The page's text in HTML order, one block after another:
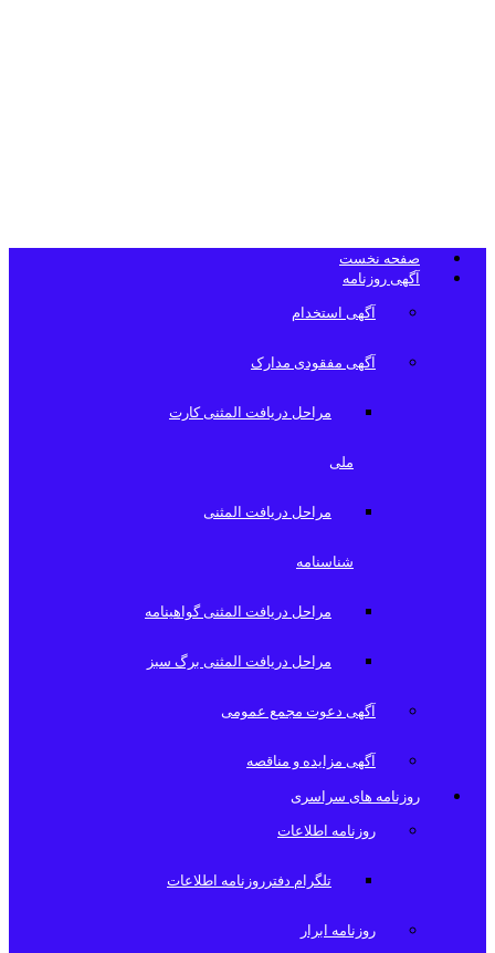
صفحه نخست
آگهی روزنامه
آگهی استخدام
آگهی مفقودی مدارک
مراحل دریافت المثنی کارت
ملی
مراحل دریافت المثنی
شناسنامه
مراحل دریافت المثنی گواهینامه
مراحل دریافت المثنی برگ سبز
آگهی دعوت مجمع عمومی
آگهی مزایده و مناقصه
روزنامه های سراسری
روزنامه اطلاعات
تلگرام دفترروزنامه اطلاعات
روزنامه ابرار